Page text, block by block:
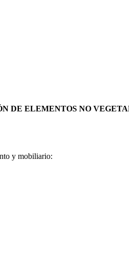
DE ELEMENTOS NO
y mobiliario: